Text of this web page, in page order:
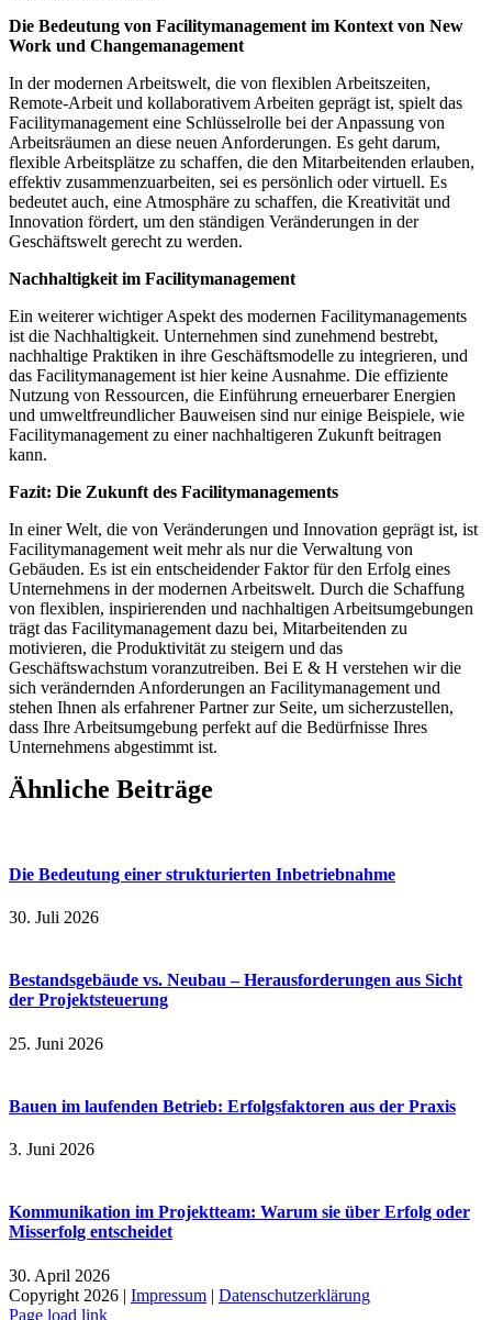
Die Bedeutung von Facilitymanagement im Kontext von New
Work und Changemanagement
In der modernen Arbeitswelt, die von flexiblen Arbeitszeiten,
Remote-Arbeit und kollaborativem Arbeiten geprägt ist, spielt das
Facilitymanagement eine Schlüsselrolle bei der Anpassung von
Arbeitsräumen an diese neuen Anforderungen. Es geht darum,
flexible Arbeitsplätze zu schaffen, die den Mitarbeitenden erlauben,
effektiv zusammenzuarbeiten, sei es persönlich oder virtuell. Es
bedeutet auch, eine Atmosphäre zu schaffen, die Kreativität und
Innovation fördert, um den ständigen Veränderungen in der
Geschäftswelt gerecht zu werden.
Nachhaltigkeit im Facilitymanagement
Ein weiterer wichtiger Aspekt des modernen Facilitymanagements
ist die Nachhaltigkeit. Unternehmen sind zunehmend bestrebt,
nachhaltige Praktiken in ihre Geschäftsmodelle zu integrieren, und
das Facilitymanagement ist hier keine Ausnahme. Die effiziente
Nutzung von Ressourcen, die Einführung erneuerbarer Energien
und umweltfreundlicher Bauweisen sind nur einige Beispiele, wie
Facilitymanagement zu einer nachhaltigeren Zukunft beitragen
kann.
Fazit: Die Zukunft des Facilitymanagements
In einer Welt, die von Veränderungen und Innovation geprägt ist, ist
Facilitymanagement weit mehr als nur die Verwaltung von
Gebäuden. Es ist ein entscheidender Faktor für den Erfolg eines
Unternehmens in der modernen Arbeitswelt. Durch die Schaffung
von flexiblen, inspirierenden und nachhaltigen Arbeitsumgebungen
trägt das Facilitymanagement dazu bei, Mitarbeitenden zu
motivieren, die Produktivität zu steigern und das
Geschäftswachstum voranzutreiben. Bei E & H verstehen wir die
sich verändernden Anforderungen an Facilitymanagement und
stehen Ihnen als erfahrener Partner zur Seite, um sicherzustellen,
dass Ihre Arbeitsumgebung perfekt auf die Bedürfnisse Ihres
Unternehmens abgestimmt ist.
Ähnliche Beiträge
Die Bedeutung einer strukturierten Inbetriebnahme
30. Juli 2026
Bestandsgebäude vs. Neubau – Herausforderungen aus Sicht
der Projektsteuerung
25. Juni 2026
Bauen im laufenden Betrieb: Erfolgsfaktoren aus der Praxis
3. Juni 2026
Kommunikation im Projektteam: Warum sie über Erfolg oder
Misserfolg entscheidet
30. April 2026
Copyright 2026 | Impressum | Datenschutzerklärung
Page load link